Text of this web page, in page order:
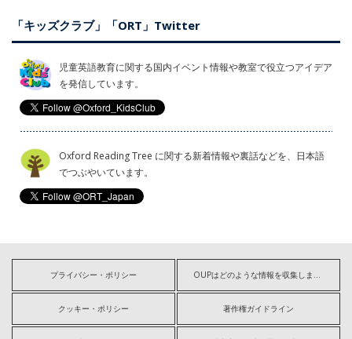
「キッズクラブ」「ORT」Twitter
児童英語教育に関する国内イベント情報や教室で役立つアイデア
を発信しています。
Oxford Reading Tree に関する新着情報や裏話などを、日本語
でつぶやいています。
プライバシー・ポリシー OUPはどのような情報を収集しますか?
クッキー・ポリシー 著作権ガイドライン